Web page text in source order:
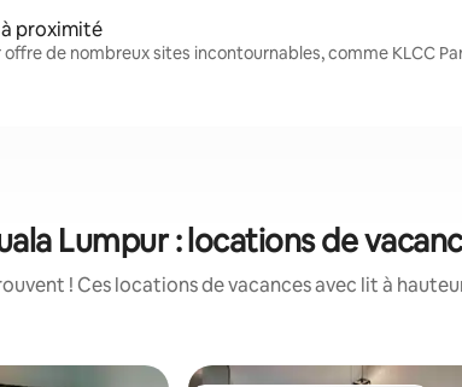
proximité
offre de nombreux sites incontournables, comme KLCC
Lumpur : locations de
! Ces locations de vacances avec lit à